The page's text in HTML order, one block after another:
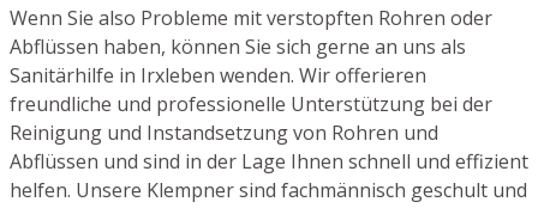
Wenn Sie also Probleme mit verstopften Rohren oder
Abflüssen haben, können Sie sich gerne an uns als
Sanitärhilfe in Irxleben wenden. Wir offerieren
freundliche und professionelle Unterstützung bei der
Reinigung und Instandsetzung von Rohren und
Abflüssen und sind in der Lage Ihnen schnell und effizient
helfen. Unsere Klempner sind fachmännisch geschult und